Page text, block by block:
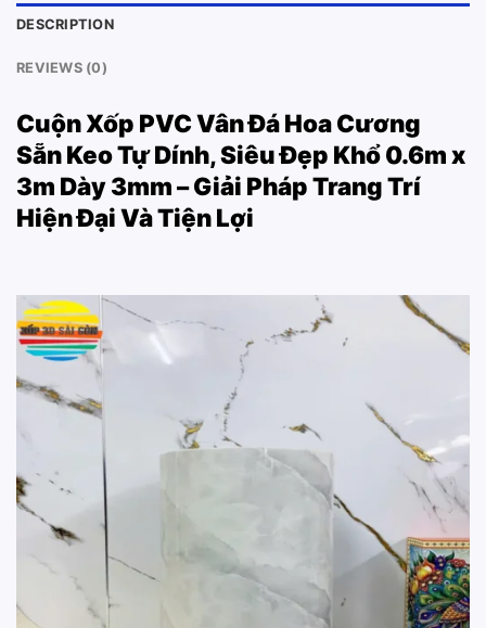
DESCRIPTION
REVIEWS (0)
Cuộn Xốp PVC Vân Đá Hoa Cương
Sẵn Keo Tự Dính, Siêu Đẹp Khổ 0.6m x
3m Dày 3mm – Giải Pháp Trang Trí
Hiện Đại Và Tiện Lợi